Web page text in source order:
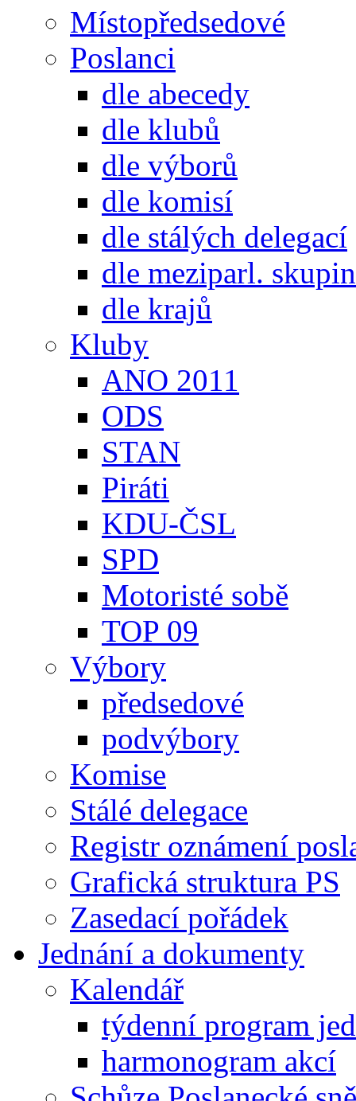
Místopředsedové
Poslanci
dle abecedy
dle klubů
dle výborů
dle komisí
dle stálých delegací
dle meziparl. skupin
dle krajů
Kluby
ANO 2011
ODS
STAN
Piráti
KDU-ČSL
SPD
Motoristé sobě
TOP 09
Výbory
předsedové
podvýbory
Komise
Stálé delegace
Registr oznámení
Grafická struktura PS
Zasedací pořádek
Jednání a dokumenty
Kalendář
týdenní program
harmonogram akcí